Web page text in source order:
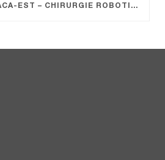
1ERE EN REGION PACA-EST – CHIRURGIE ROBOTIQUE EN PEDIATRIE